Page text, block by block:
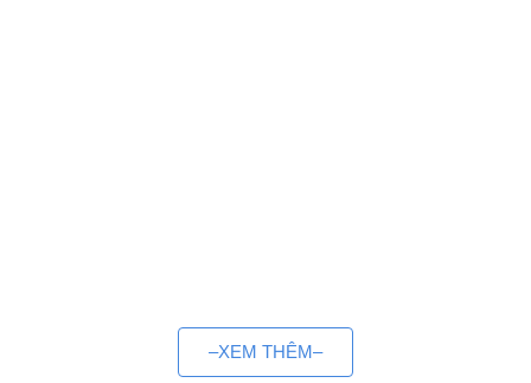
–XEM THÊM–